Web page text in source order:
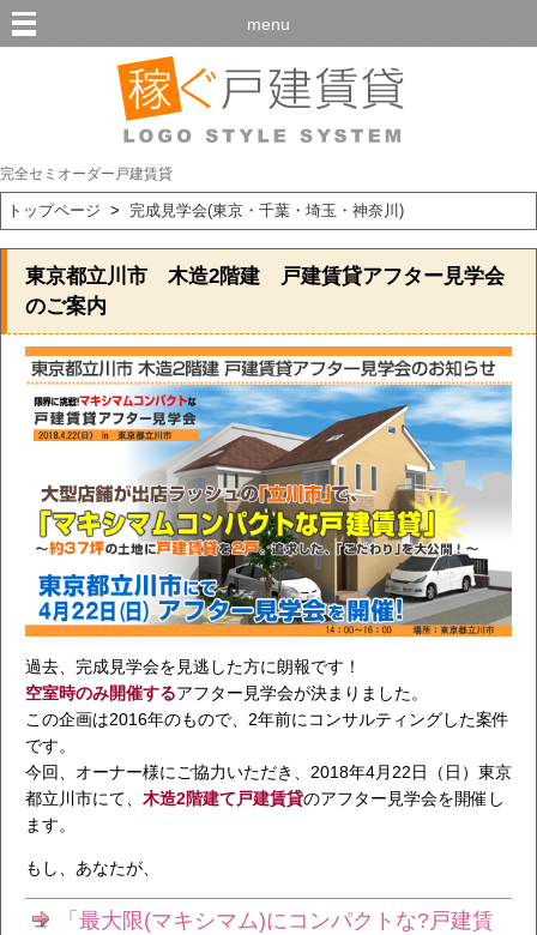
menu
完全セミオーダー戸建賃貸
トップページ > 完成見学会(東京・千葉・埼玉・神奈川)
東京都立川市 木造2階建 戸建賃貸アフター見学会
のご案内
過去、完成見学会を見逃した方に朗報です！
空室時のみ開催するアフター見学会が決まりました。
この企画は2016年のもので、2年前にコンサルティングした案件
です。
今回、オーナー様にご協力いただき、2018年4月22日（日）東京
都立川市にて、 木造2階建て戸建賃貸のアフター見学会を開催し
ます。
もし、あなたが、
「最大限(マキシマム)にコンパクトな?戸建賃